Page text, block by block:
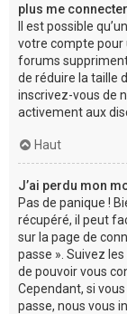
plus me
Il est possible
votre compte pour
forums
de réduire la taille
inscrivez-vous de
activement aux
Haut
J’ai perdu mon
Pas de panique !
récupéré, il peut
sur la page de
passe ». Suivez
de pouvoir vous
Cependant, si
passe, nous vous